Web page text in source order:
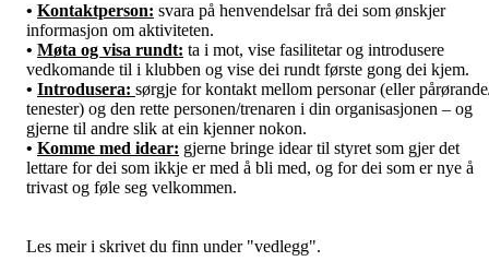
• Kontaktperson: svara på henvendelsar frå dei som ønskjer
informasjon om aktiviteten.
• Møta og visa rundt: ta i mot, vise fasilitetar og introdusere
vedkomande til i klubben og vise dei rundt første gong dei kjem.
• Introdusera: sørgje for kontakt mellom personar (eller
tenester) og den rette personen/trenaren i din organisasjonen – og
gjerne til andre slik at ein kjenner nokon.
• Komme med idear: gjerne bringe idear til styret som gjer det
lettare for dei som ikkje er med å bli med, og for dei som er nye å
trivast og føle seg velkommen.
Les meir i skrivet du finn under "vedlegg".